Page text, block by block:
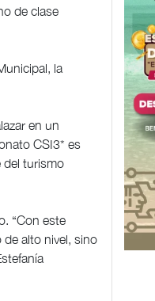
de clase
la
en un
CSI3* es
del turismo
“Con este
alto nivel, sino